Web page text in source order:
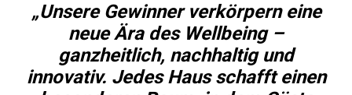
„Unsere Gewinner verkörpern eine
neue Ära des Wellbeing –
ganzheitlich, nachhaltig und
innovativ. Jedes Haus schafft einen